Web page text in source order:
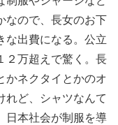
なので、長女のお下
な出費になる。公立
２万超えで驚く。長
かネクタイとかのオ
れど、シャツなんて
日本社会が制服を導